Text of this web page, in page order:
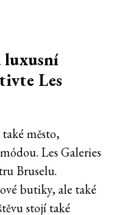
luxusní
Les
město,
Les Galeries
Bruselu.
butiky, ale také
stojí také